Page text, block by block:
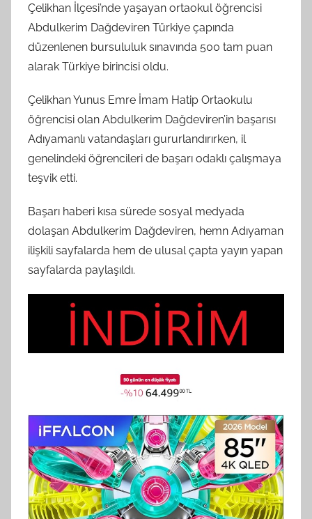
Çelikhan İlçesi’nde yaşayan ortaokul öğrencisi
Abdulkerim Dağdeviren Türkiye çapında
düzenlenen bursululuk sınavında 500 tam puan
alarak Türkiye birincisi oldu.
Çelikhan Yunus Emre İmam Hatip Ortaokulu
öğrencisi olan Abdulkerim Dağdeviren’in başarısı
Adıyamanlı vatandaşları gururlandırırken, il
genelindeki öğrencileri de başarı odaklı çalışmaya
teşvik etti.
Başarı haberi kısa sürede sosyal medyada
dolaşan Abdulkerim Dağdeviren, hemn Adıyaman
ilişkili sayfalarda hem de ulusal çapta yayın yapan
sayfalarda paylaşıldı.